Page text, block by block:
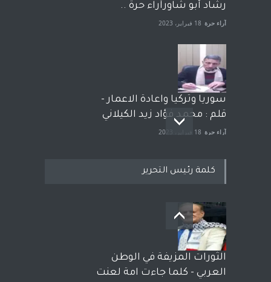
رشاد أبو شاورآراء حرة ..
آراء حرة 18 فبراير، 2023
سوريا وتركيا واعادة الاعمار -
قلم : محمد فؤاد زيد الكيلاني
آراء حرة 18 فبراير، 2023
بعد معارك قضائية طاحنة كتب
وترافع فيها بنفسه مرة اخرى..
الشيخ طارق يوسف يقهر
الحكومة الأمريكية ، فأعطوه
الجنسية عن يد وهم صاغرون،
كلمة رئيس التحرير
الثورات المزيفة في الوطن
العربي - كلما جاءت امة لعنت